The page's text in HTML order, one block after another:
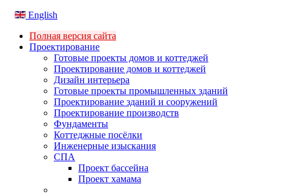
English
Полная версия сайта
Проектирование
Готовые проекты домов и коттеджей
Проектирование домов и коттеджей
Дизайн интерьера
Готовые проекты промышленных зданий
Проектирование зданий и сооружений
Проектирование производств
Фундаменты
Коттеджные посёлки
Инженерные изыскания
СПА
Проект бассейна
Проект хамама